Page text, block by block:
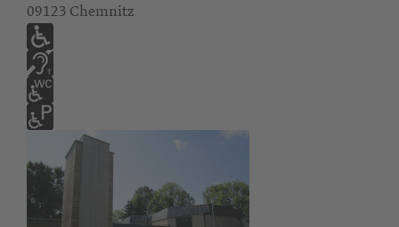
09123 Chemnitz